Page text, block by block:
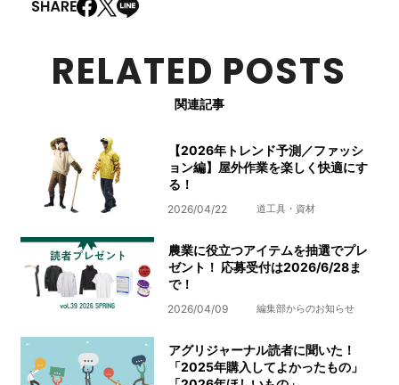
RELATED POSTS
関連記事
【2026年トレンド予測／ファッシ
ョン編】屋外作業を楽しく快適にす
る！
2026/04/22 道工具・資材
農業に役立つアイテムを抽選でプレ
ゼント！ 応募受付は2026/6/28ま
で！
2026/04/09 編集部からのお知らせ
アグリジャーナル読者に聞いた！
「2025年購入してよかったもの」